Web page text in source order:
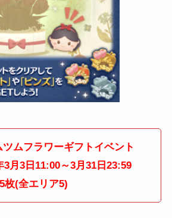
ムフラワーギフトイベント
3月3日11:00～3月31日23:59
枚(全エリア5)